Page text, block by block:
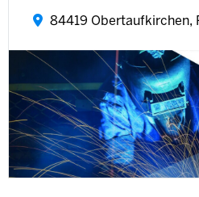
84419 Obertaufkirchen,